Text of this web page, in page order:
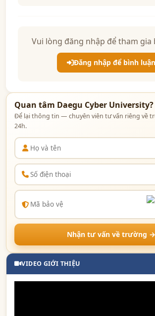
Vui lòng đăng nhập để tham gia
Đăng nhập để bình luận
Quan tâm Daegu Cyber University?
Để lại thông tin — chuyên viên tư vấn riêng về
24h.
Nhận tư vấn về trường →
VIDEO GIỚI THIỆU